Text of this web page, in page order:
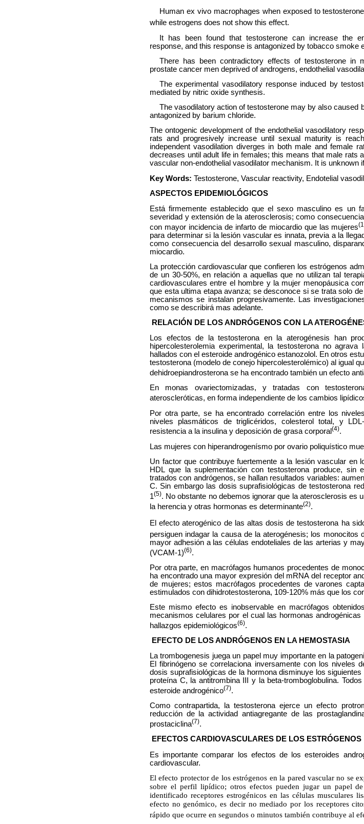
Human ex vivo macrophages when exposed to
while estrogens does not show this effect.
It has been found that testosterone can increase the
response, and this response is antagonized by tobacco
There has been contradictory effects of testosterone in
prostate cancer men deprived of androgens, endothelial
The experimental vasodilatory response induced by
mediated by nitric oxide synthesis.
The vasodilatory action of testosterone may by also caused
antagonized by barium chloride.
The ontogenic development of the endothelial vasodilatory
rats and progresively increase until sexual maturity is
independent vasodilation diverges in both male and female
decreases until adult life in females; this means that male rats
vascular non-endothelial vasodilator mechanism. It is unknown
Key Words: Testosterone, Vascular reactivity, Endotelial
ASPECTOS EPIDEMIOLÓGICOS
Está firmemente establecido que el sexo masculino es un
severidad y extensión de la aterosclerosis; como
con mayor incidencia de infarto de miocardio que las mujeres
para determinar si la lesión vascular es innata, previa a la
como consecuencia del desarrollo sexual masculino,
miocardio.
La protección cardiovascular que confieren los estrógenos
de un 30-50%, en relación a aquellas que no utilizan tal
cardiovasculares entre el hombre y la mujer menopáusica
que esta ultima etapa avanza; se desconoce si se trata solo
mecanismos se instalan progresivamente. Las
como se describirá mas adelante.
RELACIÓN DE LOS ANDRÓGENOS CON LA
Los efectos de la testosterona en la aterogénesis han
hipercolesterolemia experimental, la testosterona no
hallados con el esteroide androgénico estanozolol. En otros
testosterona (modelo de conejo hipercolesterolémico) al igual
dehidroepiandrosterona se ha encontrado también un efecto
En monas ovariectomizadas, y tratadas con
ateroscleróticas, en forma independiente de los cambios
Por otra parte, se ha encontrado correlación entre los
niveles plasmáticos de triglicéridos, colesterol total, y
resistencia a la insulina y deposición de grasa corporal(4).
Las mujeres con hiperandrogenísmo por ovario poliquístico
Un factor que contribuye fuertemente a la lesión vascular
HDL que la suplementación con testosterona produce, sin
tratados con andrógenos, se hallan resultados variables:
C. Sin embargo las dosis suprafisiológicas de testosterona
1(5). No obstante no debemos ignorar que la aterosclerosis es
la herencia y otras hormonas es determinante(2).
El efecto aterogénico de las altas dosis de testosterona ha
persiguen indagar la causa de la aterogénesis; los
mayor adhesión a las células endoteliales de las arterias y
(VCAM-1)(6).
Por otra parte, en macrófagos humanos procedentes de
ha encontrado una mayor expresión del mRNA del receptor
de mujeres; estos macrófagos procedentes de varones
estimulados con dihidrotestosterona, 109-120% más que los
Este mismo efecto es inobservable en macrófagos
mecanismos celulares por el cual las hormonas
hallazgos epidemiológicos(6).
EFECTO DE LOS ANDRÓGENOS EN LA HEMOSTASIA
La trombogenesis juega un papel muy importante en la
El fibrinógeno se correlaciona inversamente con los niveles
dosis suprafisiológicas de la hormona disminuye los
proteína C, la antitrombina III y la beta-tromboglobulina.
esteroide androgénico(7).
Como contrapartida, la testosterona ejerce un efecto
reducción de la actividad antiagregante de las
prostaciclina(7).
EFECTOS CARDIOVASCULARES DE LOS ESTRÓGENOS
Es importante comparar los efectos de los esteroides
cardiovascular.
El efecto protector de los estrógenos en la pared vascular no se
sobre el perfil lipídico; otros efectos pueden jugar un papel
identificado receptores estrogénicos en las células musculares
efecto no genómico, es decir no mediado por los receptores
rápido que ocurre en segundos o minutos también contribuye al